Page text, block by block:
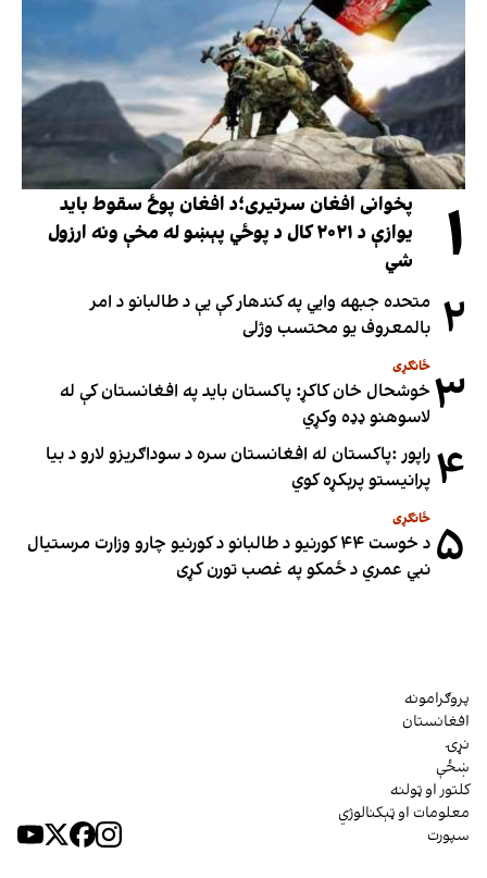
۱
پخوانی افغان سرتیری؛د افغان پوځ سقوط باید
یوازې د ۲۰۲۱ کال د پوځي پېښو له مخې ونه ارزول
شي
۲ متحده جبهه وايي په کندهار کې یې د طالبانو د امر
بالمعروف یو محتسب وژلی
۳ ځانګړی
خوشحال خان کاکړ: پاکستان بايد په افغانستان کې له
لاسوهنو ډډه وکړي
۴ راپور :پاکستان له افغانستان سره د سوداګریزو لارو د بیا
پرانیستو پرېکړه کوي
۵ ځانګړی
د خوست ۴۴ کورنیو د طالبانو د کورنیو چارو وزارت مرستیال
نبي عمري د ځمکو په غصب تورن کړی
پروګرامونه
افغانستان
نړۍ
ښځې
کلتور او ټولنه
معلومات او ټېکنالوژي
سپورت